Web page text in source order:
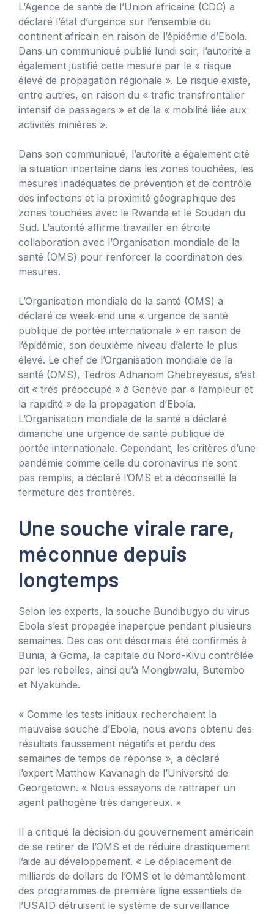
L’Agence de santé de l’Union africaine (CDC) a
déclaré l’état d’urgence sur l’ensemble du
continent africain en raison de l’épidémie d’Ebola.
Dans un communiqué publié lundi soir, l’autorité a
également justifié cette mesure par le « risque
élevé de propagation régionale ». Le risque existe,
entre autres, en raison du « trafic transfrontalier
intensif de passagers » et de la « mobilité liée aux
activités minières ».
Dans son communiqué, l’autorité a également cité
la situation incertaine dans les zones touchées, les
mesures inadéquates de prévention et de contrôle
des infections et la proximité géographique des
zones touchées avec le Rwanda et le Soudan du
Sud. L’autorité affirme travailler en étroite
collaboration avec l’Organisation mondiale de la
santé (OMS) pour renforcer la coordination des
mesures.
L’Organisation mondiale de la santé (OMS) a
déclaré ce week-end une « urgence de santé
publique de portée internationale » en raison de
l’épidémie, son deuxième niveau d’alerte le plus
élevé. Le chef de l’Organisation mondiale de la
santé (OMS), Tedros Adhanom Ghebreyesus, s’est
dit « très préoccupé » à Genève par « l’ampleur et
la rapidité » de la propagation d’Ebola.
L’Organisation mondiale de la santé a déclaré
dimanche une urgence de santé publique de
portée internationale. Cependant, les critères d’une
pandémie comme celle du coronavirus ne sont
pas remplis, a déclaré l’OMS et a déconseillé la
fermeture des frontières.
Une souche virale rare,
méconnue depuis
longtemps
Selon les experts, la souche Bundibugyo du virus
Ebola s’est propagée inaperçue pendant plusieurs
semaines. Des cas ont désormais été confirmés à
Bunia, à Goma, la capitale du Nord-Kivu contrôlée
par les rebelles, ainsi qu’à Mongbwalu, Butembo
et Nyakunde.
« Comme les tests initiaux recherchaient la
mauvaise souche d’Ebola, nous avons obtenu des
résultats faussement négatifs et perdu des
semaines de temps de réponse », a déclaré
l’expert Matthew Kavanagh de l’Université de
Georgetown. « Nous essayons de rattraper un
agent pathogène très dangereux. »
Il a critiqué la décision du gouvernement américain
de se retirer de l’OMS et de réduire drastiquement
l’aide au développement. « Le déplacement de
milliards de dollars de l’OMS et le démantèlement
des programmes de première ligne essentiels de
l’USAID détruisent le système de surveillance